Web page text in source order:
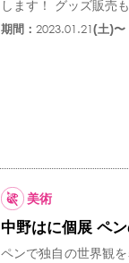
します！ グッズ販売
期間： 2023.01.21(土)〜
美術
中野はに個展 ペ
ペンで独自の世界観